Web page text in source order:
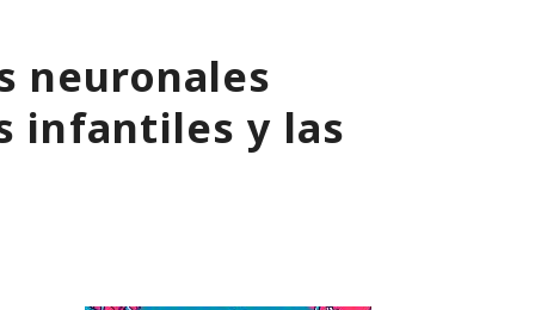
neuronales
infantiles y las